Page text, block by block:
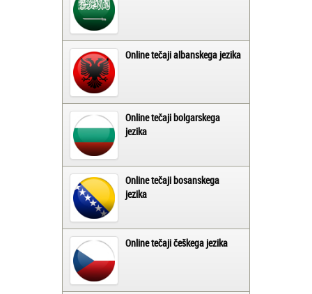
Online tečaji albanskega jezika
Online tečaji bolgarskega
jezika
Online tečaji bosanskega
jezika
Online tečaji češkega jezika